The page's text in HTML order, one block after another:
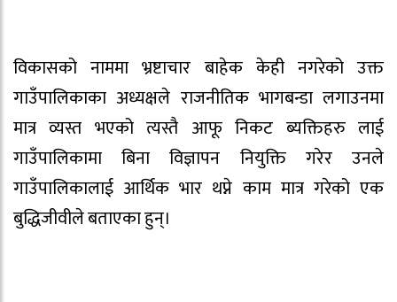
विकासको नाममा भ्रष्टाचार बाहेक केही नगरेको उक्त
गाउँपालिकाका अध्यक्षले राजनीतिक भागबन्डा लगाउनमा
मात्र व्यस्त भएको त्यस्तै आफू निकट ब्यक्तिहरु लाई
गाउँपालिकामा बिना विज्ञापन नियुक्ति गरेर उनले
गाउँपालिकालाई आर्थिक भार थप्ने काम मात्र गरेको एक
बुद्धिजीवीले बताएका हुन्।